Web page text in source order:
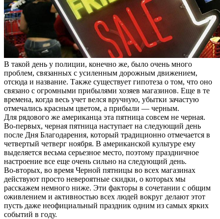
В такой день у полиции, конечно же, было очень много
проблем, связанных с усиленным дорожным движением,
отсюда и название. Также существует гипотеза о том, что оно
связано с огромными прибылями хозяев магазинов. Еще в те
времена, когда весь учет велся вручную, убытки зачастую
отмечались красным цветом, а прибыли — черным.
Для рядового же американца эта пятница совсем не черная.
Во-первых, черная пятница наступает на следующий день
после Дня Благодарения, который традиционно отмечается в
четвертый четверг ноября. В американской культуре ему
выделяется весьма серьезное место, поэтому праздничное
настроение все еще очень сильно на следующий день.
Во-вторых, во время Черной пятницы во всех магазинах
действуют просто невероятные скидки, о которых мы
расскажем немного ниже. Эти факторы в сочетании с общим
оживлением и активностью всех людей вокруг делают этот
пусть даже неофициальный праздник одним из самых ярких
событий в году.